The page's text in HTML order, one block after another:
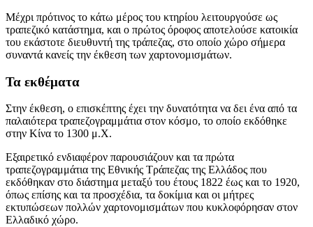
Μέχρι πρότινος το κάτω μέρος του κτηρίου λειτουργούσε ως
τραπεζικό κατάστημα, και ο πρώτος όροφος αποτελούσε κατοικία
του εκάστοτε διευθυντή της τράπεζας, στο οποίο χώρο σήμερα
συναντά κανείς την έκθεση των χαρτονομισμάτων.
Τα εκθέματα
Στην έκθεση, ο επισκέπτης έχει την δυνατότητα να δει ένα από τα
παλαιότερα τραπεζογραμμάτια στον κόσμο, το οποίο εκδόθηκε
στην Κίνα το 1300 μ.Χ.
Εξαιρετικό ενδιαφέρον παρουσιάζουν και τα πρώτα
τραπεζογραμμάτια της Εθνικής Τράπεζας της Ελλάδος που
εκδόθηκαν στο διάστημα μεταξύ του έτους 1822 έως και το 1920,
όπως επίσης και τα προσχέδια, τα δοκίμια και οι μήτρες
εκτυπώσεων πολλών χαρτονομισμάτων που κυκλοφόρησαν στον
Ελλαδικό χώρο.